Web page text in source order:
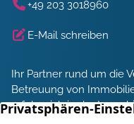
+49 203 3018960
E-Mail schreiben
Ihr Partner rund um die
Betreuung von
erfolgreich in der